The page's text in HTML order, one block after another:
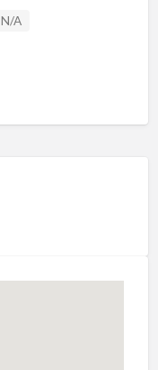
Listing ID
N/A